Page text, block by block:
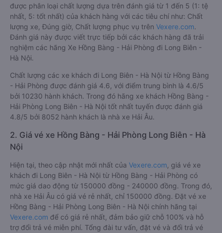
được phân loại chất lượng dựa trên đánh giá từ 1 đến 5 (1: tệ
nhất, 5: tốt nhất) của khách hàng với các tiêu chí như: Chất
lượng xe, Đúng giờ, Chất lượng phục vụ trên Vexere.com.
Đánh giá này được viết trực tiếp bởi các khách hàng đã trải
nghiệm các hãng Xe Hồng Bàng - Hải Phòng đi Long Biên -
Hà Nội.
Chất lượng các xe khách đi Long Biên - Hà Nội từ Hồng Bàng
- Hải Phòng được đánh giá 4.6, với điểm trung bình là 4.6/5
bởi 10230 hành khách. Trong đó hãng xe khách Hồng Bàng -
Hải Phòng Long Biên - Hà Nội tốt nhất tuyến được đánh giá
4.8/5 bởi 8052 hành khách là nhà xe Hải Âu.
2. Giá vé xe Hồng Bàng - Hải Phòng Long Biên - Hà
Nội
Hiện tại, theo cập nhật mới nhất của Vexere.com , giá vé xe
khách đi Long Biên - Hà Nội từ Hồng Bàng - Hải Phòng có
mức giá dao động từ 150000 đồng - 240000 đồng. Trong đó,
nhà xe Hải Âu có giá vé rẻ nhất, chỉ 150000 đồng. Đặt vé xe
Hồng Bàng - Hải Phòng Long Biên - Hà Nội chính hãng tại
Vexere.com để có giá rẻ nhất, đảm bảo giữ chỗ 100% và hỗ
trợ đổi trả vé miễn phí. Tổng đài tư vấn, đặt vé và đổi trả vé